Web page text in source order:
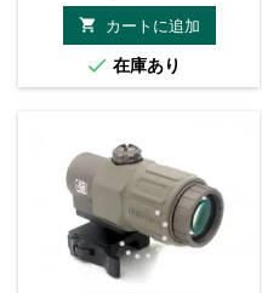
格

カートに追加
 在庫あり